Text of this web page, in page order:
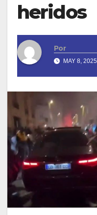
heridos
Por
MAY 8, 2025